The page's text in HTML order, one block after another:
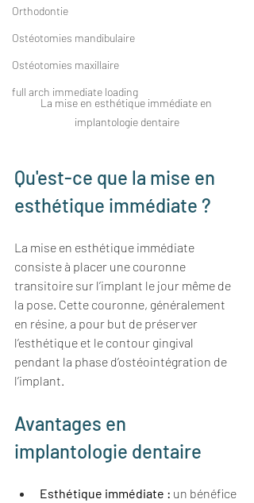
Orthodontie
Ostéotomies mandibulaire
Ostéotomies maxillaire
full arch immediate loading
La mise en esthétique immédiate en
implantologie dentaire
Qu'est-ce que la mise en
esthétique immédiate ?
La mise en esthétique immédiate
consiste à placer une couronne
transitoire sur l’implant le jour même de
la pose. Cette couronne, généralement
en résine, a pour but de préserver
l’esthétique et le contour gingival
pendant la phase d’ostéointégration de
l’implant.
Avantages en
implantologie dentaire
Esthétique immédiate : un bénéfice